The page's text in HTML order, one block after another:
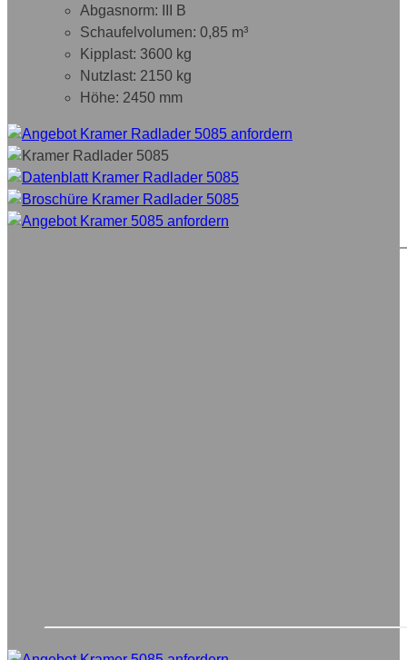
Abgasnorm: III B
Schaufelvolumen: 0,85 m³
Kipplast: 3600 kg
Nutzlast: 2150 kg
Höhe: 2450 mm